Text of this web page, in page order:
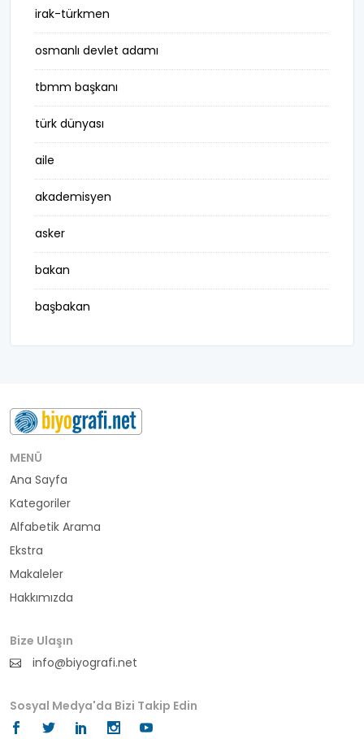
irak-türkmen
osmanlı devlet adamı
tbmm başkanı
türk dünyası
aile
akademisyen
asker
bakan
başbakan
belediye başkanı
buluş
bürokrat
büyükelçi
cumhurbaşkanı
din adamı
doktor
fotoğrafçı
futbol
MENÜ
Ana Sayfa
Kategoriler
Alfabetik Arama
Ekstra
Makaleler
Hakkımızda
Bize Ulaşın
info@biyografi.net
Sosyal Medya'da Bizi Takip Edin